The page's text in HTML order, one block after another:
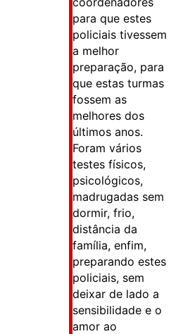
para que estes
policiais tivessem
a melhor
preparação, para
que estas turmas
fossem as
melhores dos
últimos anos.
Foram vários
testes físicos,
psicológicos,
madrugadas sem
dormir, frio,
distância da
família, enfim,
preparando estes
policiais, sem
deixar de lado a
sensibilidade e o
amor ao